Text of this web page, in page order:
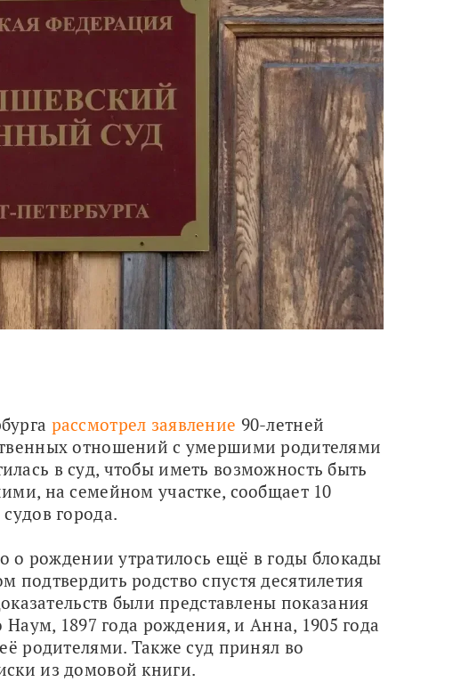
рассмотрел заявление 90-летней
отношений с умершими родителями
в суд, чтобы иметь возможность быть
на семейном участке, сообщает 10
города.
о рождении утратилось ещё в годы блокады
родство спустя десятилетия
были представлены показания
1897 года рождения, и Анна, 1905 года
родителями. Также суд принял во
из домовой книги.